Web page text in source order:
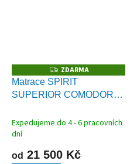
Z
D
A
R
ZDARMA
Matrace SPIRIT
SUPERIOR COMODORE
Expedujeme do 4 - 6 pracovních
dní
od 21 500 Kč